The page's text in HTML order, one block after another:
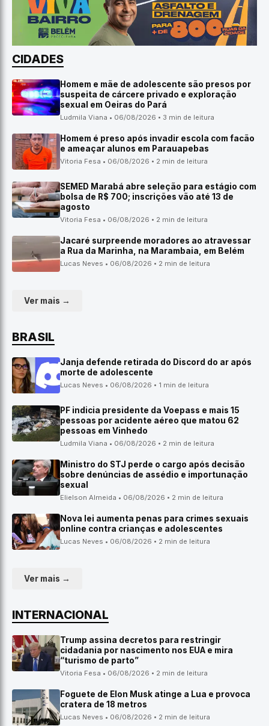
CIDADES
Homem e mãe de adolescente são presos por
suspeita de cárcere privado e exploração
sexual em Oeiras do Pará
Ludmila Viana • 06/08/2026 • 3 min de leitura
Homem é preso após invadir escola com facão
e ameaçar alunos em Parauapebas
Vitoria Fesa • 06/08/2026 • 2 min de leitura
SEMED Marabá abre seleção para estágio com
bolsa de R$ 700; inscrições vão até 13 de
agosto
Vitoria Fesa • 06/08/2026 • 2 min de leitura
Jacaré surpreende moradores ao atravessar
a Rua da Marinha, na Marambaia, em Belém
Lucas Neves • 06/08/2026 • 2 min de leitura
Ver mais →
BRASIL
Janja defende retirada do Discord do ar após
morte de adolescente
Lucas Neves • 06/08/2026 • 1 min de leitura
PF indicia presidente da Voepass e mais 15
pessoas por acidente aéreo que matou 62
pessoas em Vinhedo
Ludmila Viana • 06/08/2026 • 2 min de leitura
Ministro do STJ perde o cargo após decisão
sobre denúncias de assédio e importunação
sexual
Elielson Almeida • 06/08/2026 • 2 min de leitura
Nova lei aumenta penas para crimes sexuais
online contra crianças e adolescentes
Lucas Neves • 06/08/2026 • 2 min de leitura
Ver mais →
INTERNACIONAL
Trump assina decretos para restringir
cidadania por nascimento nos EUA e mira
“turismo de parto”
Vitoria Fesa • 06/08/2026 • 2 min de leitura
Foguete de Elon Musk atinge a Lua e provoca
cratera de 18 metros
Lucas Neves • 06/08/2026 • 2 min de leitura